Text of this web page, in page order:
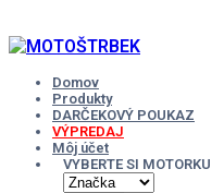
to
content
Domov
Produkty
DARČEKOVÝ POUKAZ
VÝPREDAJ
Môj účet
VYBERTE SI MOTORKU